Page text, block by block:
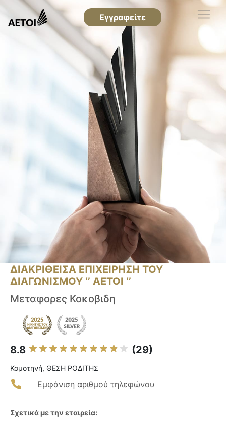
Εγγραφείτε
ΔΙΑΚΡΙΘΕΙΣΑ ΕΠΙΧΕΙΡΗΣΗ ΤΟΥ
ΔΙΑΓΩΝΙΣΜΟΥ ‘’ ΑΕΤΟΙ ‘’
Μεταφορες Κοκοβιδη
8.8 (29)
Κομοτηνή, ΘΕΣΗ ΡΟΔΙΤΗΣ
Εμφάνιση αριθμού τηλεφώνου
Σχετικά με την εταιρεία: